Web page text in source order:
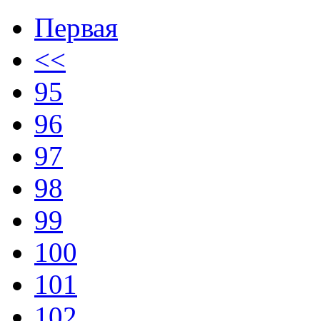
Первая
<<
95
96
97
98
99
100
101